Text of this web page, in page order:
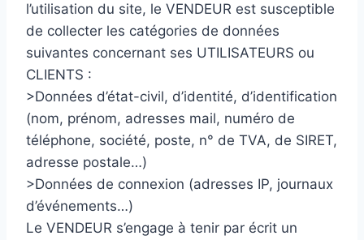
l’utilisation du site, le VENDEUR est susceptible
de collecter les catégories de données
suivantes concernant ses UTILISATEURS ou
CLIENTS :
>Données d’état-civil, d’identité, d’identification
(nom, prénom, adresses mail, numéro de
téléphone, société, poste, n° de TVA, de SIRET,
adresse postale…)
>Données de connexion (adresses IP, journaux
d’événements…)
Le VENDEUR s’engage à tenir par écrit un